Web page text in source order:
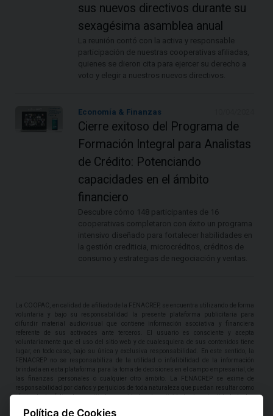
sus nuevos directivos durante su
sexagésima asamblea anual
La reunión contó con la activa y responsable
participación de nuestras cooperativas afiliadas,
quienes se dieron cita para ejercer su derecho a
voto y elegir a nuestros nuevos directivos.
Economía & Finanzas
Cierre exitoso del Programa de
Formación Integral para Analistas
de Crédito: Potenciando
capacidades en el ámbito
financiero
Descubre cómo 148 participantes de 16
cooperativas completaron con éxito un programa
intensivo diseñado para fortalecer habilidades en
la gestión crediticia, microcréditos, créditos de
consumo y estrategias de negociación y ventas.
La COOPAC, en calidad de afiliado de la FENACREP, se encuentra utilizando de forma
voluntaria y bajo su responsabilidad la presente plataforma publicitaria para
difundir material audiovisual que contiene información asociativa y financiera
referente de sus activades ante terceros. El usuario es consciente y acepta
voluntariamente que el uso del sitio web y de cualesquiera de sus contenidos tiene
lugar, en todo caso, bajo su única y exclusiva responsabilidad. En este sentido, la
FENACREP no se responsabiliza de la utilidad o infalibilidad de la información
brindada en esta plataforma para la toma de decisiones en el campo empresarial, de
las finanzas personales o cualquier otro ámbito. La FENACREP se exime de
responsabilidad por daños y perjuicios de toda naturaleza que puedan resultar como
efecto de la falta de exactitud, veracidad, exhaustividad y/o actualidad de los
Política de Cookies